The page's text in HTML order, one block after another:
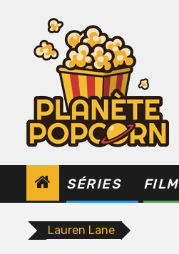
SÉRIES
Lauren Lane